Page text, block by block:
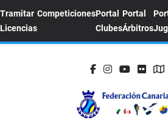
Tramitar
Licencias
CompeticionesPortal
Clubes
Portal
Árbitros